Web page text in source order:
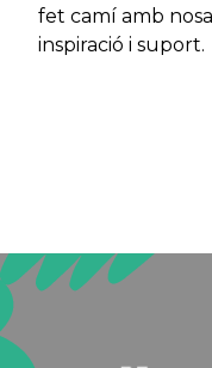
fet camí amb
inspiració i suport.